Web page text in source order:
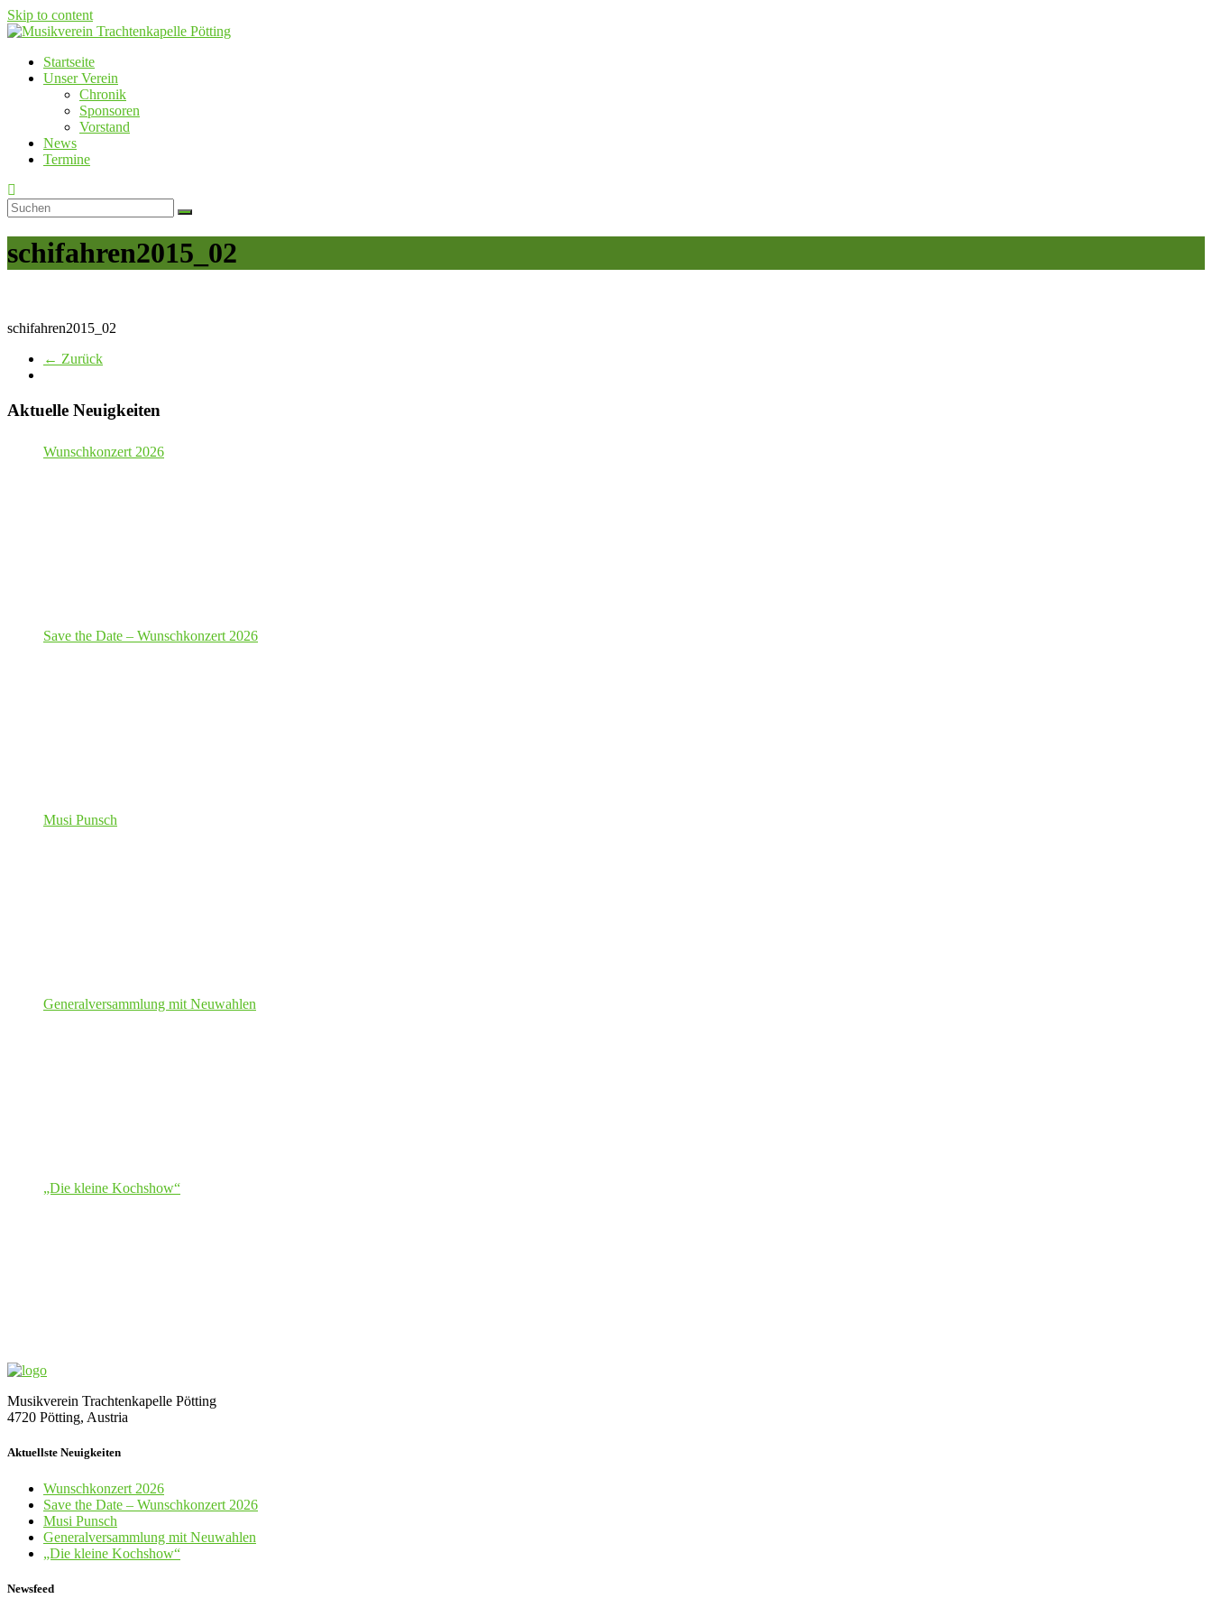
Skip to content
Musikverein Trachtenkapelle Pötting
Startseite
Unser Verein
Chronik
Sponsoren
Vorstand
News
Termine
schifahren2015_02
schifahren2015_02
← Zurück
Aktuelle Neuigkeiten
Wunschkonzert 2026
Save the Date – Wunschkonzert 2026
Musi Punsch
Generalversammlung mit Neuwahlen
„Die kleine Kochshow“
Musikverein Trachtenkapelle Pötting
4720 Pötting, Austria
Aktuellste Neuigkeiten
Wunschkonzert 2026
Save the Date – Wunschkonzert 2026
Musi Punsch
Generalversammlung mit Neuwahlen
„Die kleine Kochshow“
Newsfeed